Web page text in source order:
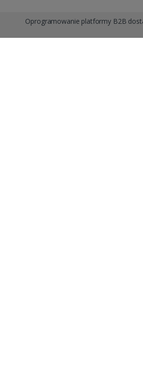
Oprogramowanie platformy B2B